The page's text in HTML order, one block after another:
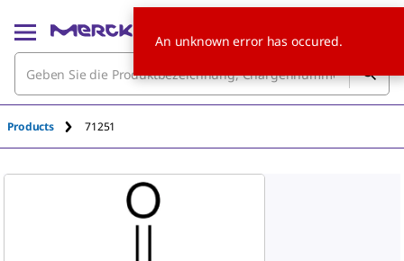
Products 71251
An unknown error has occured.